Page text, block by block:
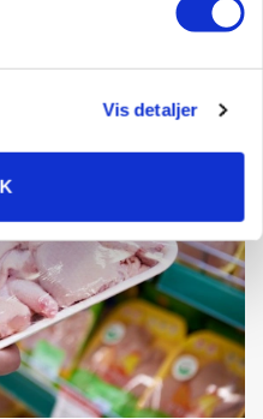
Vis detaljer
Sådan holder PN